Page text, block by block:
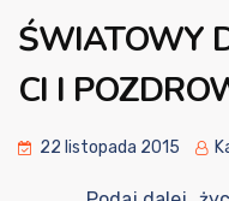
ŚWIATOWY
CI I
22 listopada 2015